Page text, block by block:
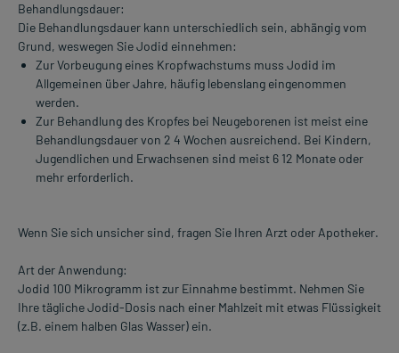
Behandlungsdauer:
Die Behandlungsdauer kann unterschiedlich sein, abhängig vom
Grund, weswegen Sie Jodid einnehmen:
Zur Vorbeugung eines Kropfwachstums muss Jodid im
Allgemeinen über Jahre, häufig lebenslang eingenommen
werden.
Zur Behandlung des Kropfes bei Neugeborenen ist meist eine
Behandlungsdauer von 2 4 Wochen ausreichend. Bei Kindern,
Jugendlichen und Erwachsenen sind meist 6 12 Monate oder
mehr erforderlich.
Wenn Sie sich unsicher sind, fragen Sie Ihren Arzt oder Apotheker.
Art der Anwendung:
Jodid 100 Mikrogramm ist zur Einnahme bestimmt. Nehmen Sie
Ihre tägliche Jodid-Dosis nach einer Mahlzeit mit etwas Flüssigkeit
(z.B. einem halben Glas Wasser) ein.